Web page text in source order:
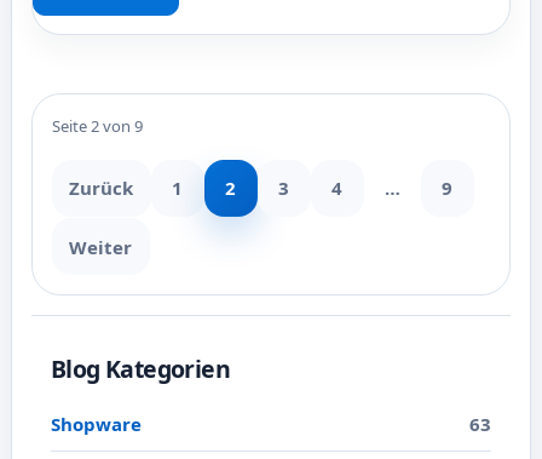
Blog Kategorien
Shopware 63
Seite 2 von 9
Zurück 1 2 3 4 … 9
Weiter